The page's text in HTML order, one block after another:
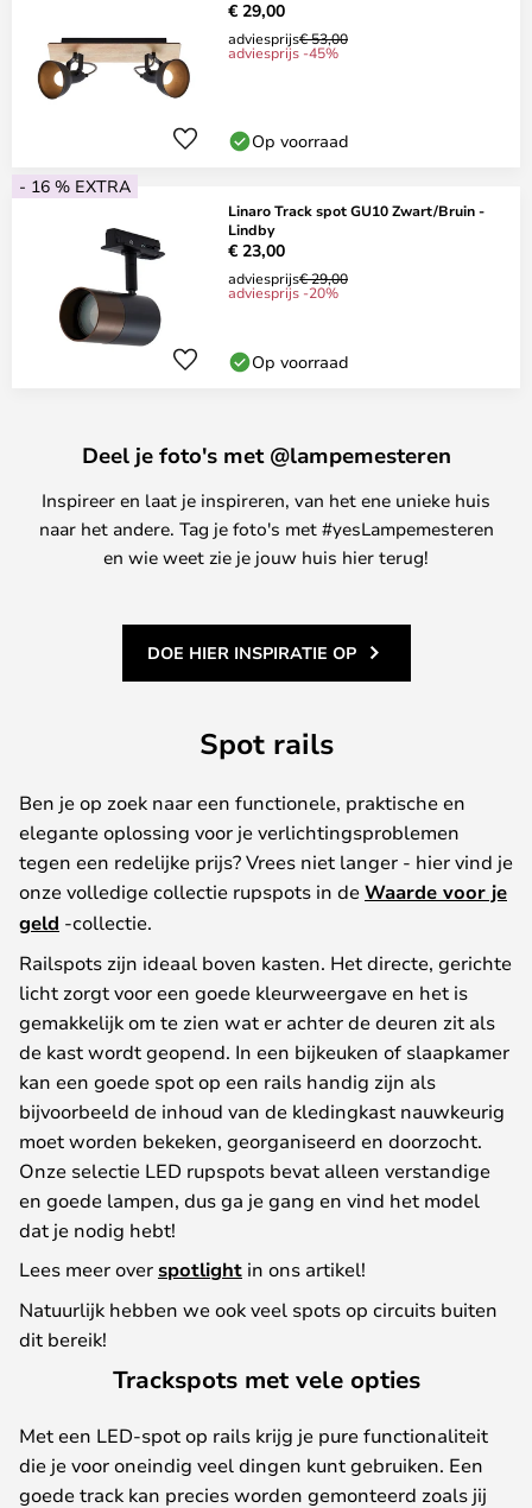
€ 29,00
adviesprijs€ 53,00
adviesprijs -45%
Op voorraad
- 16 % EXTRA
Linaro Track spot GU10 Zwart/Bruin -
Lindby
€ 23,00
adviesprijs€ 29,00
adviesprijs -20%
Op voorraad
Deel je foto's met @lampemesteren
Inspireer en laat je inspireren, van het ene unieke huis
naar het andere. Tag je foto's met #yesLampemesteren
en wie weet zie je jouw huis hier terug!
DOE HIER INSPIRATIE OP
Spot rails
Ben je op zoek naar een functionele, praktische en
elegante oplossing voor je verlichtingsproblemen
tegen een redelijke prijs? Vrees niet langer - hier vind je
onze volledige collectie rupspots in deWaarde voor je
geld -collectie.
Railspots zijn ideaal boven kasten. Het directe, gerichte
licht zorgt voor een goede kleurweergave en het is
gemakkelijk om te zien wat er achter de deuren zit als
de kast wordt geopend. In een bijkeuken of slaapkamer
kan een goede spot op een rails handig zijn als
bijvoorbeeld de inhoud van de kledingkast nauwkeurig
moet worden bekeken, georganiseerd en doorzocht.
Onze selectie LED rupspots bevat alleen verstandige
en goede lampen, dus ga je gang en vind het model
dat je nodig hebt!
Lees meer over spotlight in ons artikel!
Natuurlijk hebben we ook veel spots op circuits buiten
dit bereik!
Trackspots met vele opties
Met een LED-spot op rails krijg je pure functionaliteit
die je voor oneindig veel dingen kunt gebruiken. Een
goede track kan precies worden gemonteerd zoals jij